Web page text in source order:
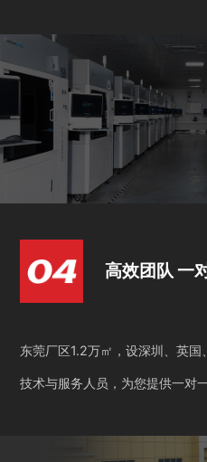
高效团队 一
东莞厂区1.2万㎡，设深圳、英
技术与服务人员，为您提供一对